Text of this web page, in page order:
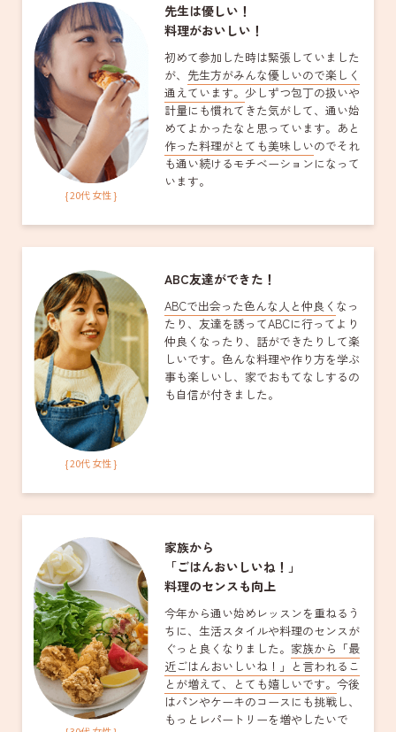
{ 20代 女性 }
先生は優しい！
料理がおいしい！
初めて参加した時は緊張していました
が、 先生方がみんな優しいので楽しく
通えています。 少しずつ包丁の扱いや
計量にも慣れてきた気がして、通い始
めてよかったなと思っています。あと
作った料理がとても美味しいのでそれ
も通い続けるモチベーションになって
います。
{ 20代 女性 }
ABC友達ができた！
ABCで出会った色んな人と仲良く なっ
たり、友達を誘ってABCに行ってより
仲良くなったり、話ができたりして楽
しいです。色んな料理や作り方を学ぶ
事も楽しいし、家でおもてなしするの
も自信が付きました。
家族から
「ごはんおいしいね！」
料理のセンスも向上
今年から通い始めレッスンを重ねるう
ちに、生活スタイルや料理のセンスが
ぐっと良くなりました。 家族から「最
近ごはんおいしいね！」と言われるこ
とが増えて、とても嬉しいです。 今後
はパンやケーキのコースにも挑戦し、
もっとレパートリーを増やしたいで